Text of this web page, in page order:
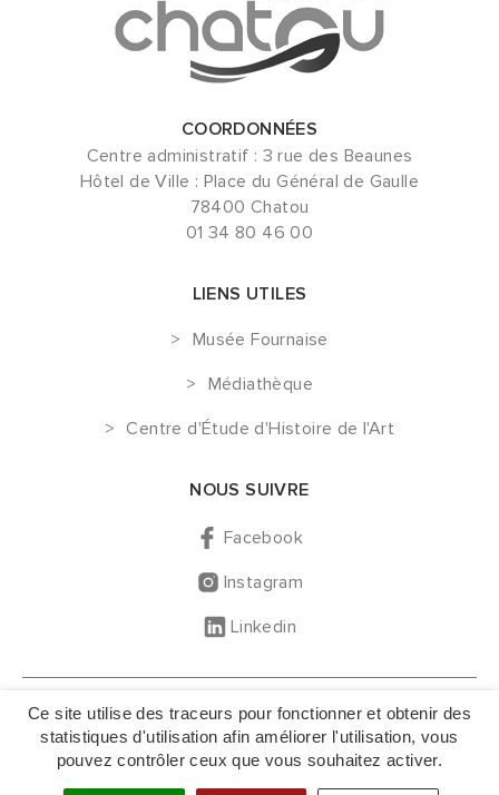
Ce site utilise des traceurs pour fonctionner et obtenir des
statistiques d'utilisation afin améliorer l'utilisation, vous
pouvez contrôler ceux que vous souhaitez activer.
COORDONNÉES
Centre administratif : 3 rue des Beaunes
Hôtel de Ville : Place du Général de Gaulle
78400 Chatou
01 34 80 46 00
LIENS UTILES
Musée Fournaise
Médiathèque
Centre d'Étude d'Histoire de l'Art
NOUS SUIVRE
Facebook
Instagram
Linkedin
GESTION DES COOKIES
MENTIONS LÉGALES
NOUS CONTACTER